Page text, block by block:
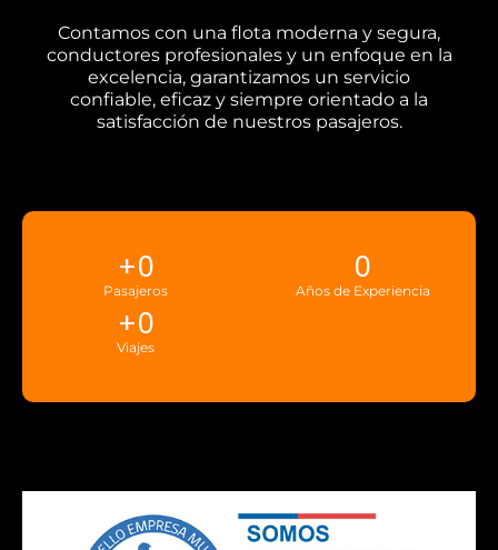
Contamos con una flota moderna y segura,
conductores profesionales y un enfoque en la
excelencia, garantizamos un servicio
confiable, eficaz y siempre orientado a la
satisfacción de nuestros pasajeros.
Pasajeros
+0
Años de Experiencia
0
Viajes
+0